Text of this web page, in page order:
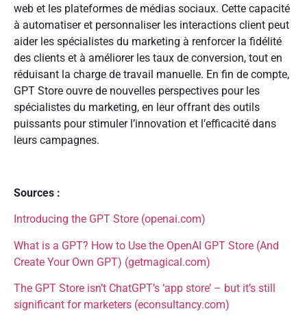
web et les plateformes de médias sociaux. Cette capacité
à automatiser et personnaliser les interactions client peut
aider les spécialistes du marketing à renforcer la fidélité
des clients et à améliorer les taux de conversion, tout en
réduisant la charge de travail manuelle. En fin de compte,
GPT Store ouvre de nouvelles perspectives pour les
spécialistes du marketing, en leur offrant des outils
puissants pour stimuler l’innovation et l’efficacité dans
leurs campagnes.
Sources :
Introducing the GPT Store (openai.com)
What is a GPT? How to Use the OpenAI GPT Store (And
Create Your Own GPT) (getmagical.com)
The GPT Store isn’t ChatGPT’s ‘app store’ – but it’s still
significant for marketers (econsultancy.com)